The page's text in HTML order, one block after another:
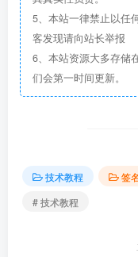
5、本站一律禁止以任
客发现请向站长举报
6、本站资源大多存储
们会第一时间更新。
技术教程
签
# 技术教程